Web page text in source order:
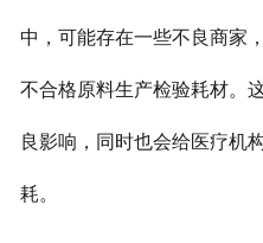
中，可能存在一些不良商家
不合格原料生产检验耗材。
良影响，同时也会给医疗机
耗。